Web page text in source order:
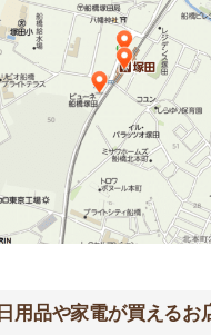
用品や家電が買えるお